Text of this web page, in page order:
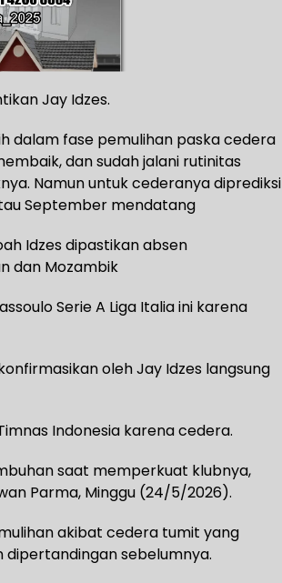
Jay Idzes.
dalam fase pemulihan paska cedera
dan sudah jalani rutinitas
Namun untuk cederanya diprediksi
September mendatang
Idzes dipastikan absen
dan Mozambik
Serie A Liga Italia ini karena
oleh Jay Idzes langsung
Indonesia karena cedera.
saat memperkuat klubnya,
Parma, Minggu (24/5/2026).
akibat cedera tumit yang
sebelumnya.